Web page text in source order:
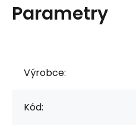
Parametry
Výrobce:
Kód: